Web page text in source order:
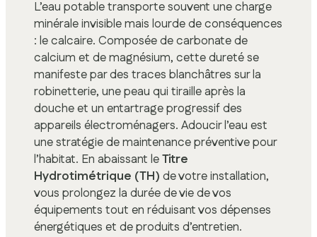
L’eau potable transporte souvent une charge
minérale invisible mais lourde de conséquences
: le calcaire. Composée de carbonate de
calcium et de magnésium, cette dureté se
manifeste par des traces blanchâtres sur la
robinetterie, une peau qui tiraille après la
douche et un entartrage progressif des
appareils électroménagers. Adoucir l’eau est
une stratégie de maintenance préventive pour
l’habitat. En abaissant leTitre
Hydrotimétrique (TH) de votre installation,
vous prolongez la durée de vie de vos
équipements tout en réduisant vos dépenses
énergétiques et de produits d’entretien.